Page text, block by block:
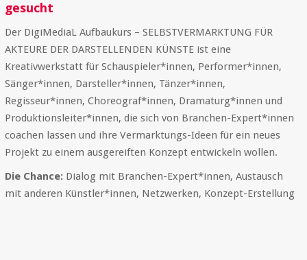
gesucht
Der DigiMediaL Aufbaukurs – SELBSTVERMARKTUNG FÜR
AKTEURE DER DARSTELLENDEN KÜNSTE ist eine
Kreativwerkstatt für Schauspieler*innen, Performer*innen,
Sänger*innen, Darsteller*innen, Tänzer*innen,
Regisseur*innen, Choreograf*innen, Dramaturg*innen und
Produktionsleiter*innen, die sich von Branchen-Expert*innen
coachen lassen und ihre Vermarktungs-Ideen für ein neues
Projekt zu einem ausgereiften Konzept entwickeln wollen.
Die Chance: Dialog mit Branchen-Expert*innen, Austausch
mit anderen Künstler*innen, Netzwerken, Konzept-Erstellung